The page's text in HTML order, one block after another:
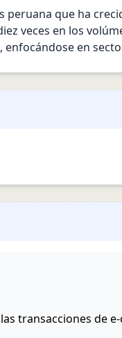
peruana que ha
veces en los
enfocándose en
transacciones de